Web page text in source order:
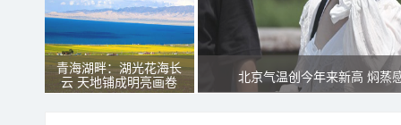
青海湖畔：湖光花海长
云 天地铺成明亮画卷
北京气温创今年来新高 焖蒸